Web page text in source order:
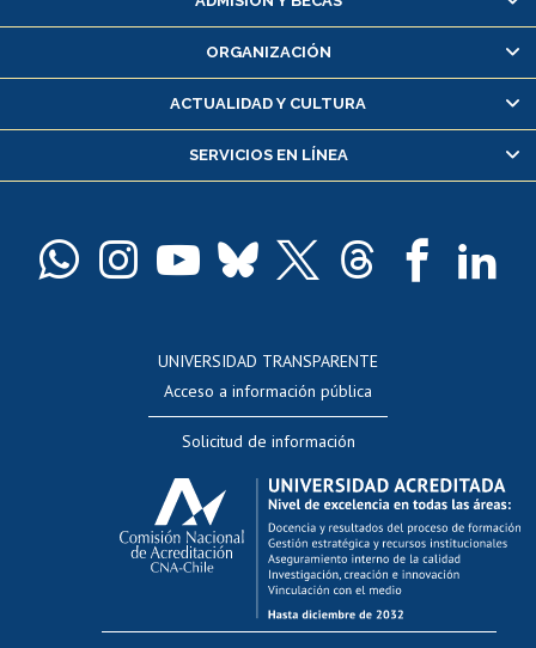
Inscripción y cambio de asignaturas
Consulta y certificado de notas
Servicio médico y dental
Pago de arancel y crédito alumnos
Docentes
Perfeccionamiento
Editar Portafolio Académico
Evaluación docente
Calificación académica
Postulación al AUCAI
Funcionarias/os
Cursos internos de capacitación
Bienestar del personal
ORGANIZACIÓN
ACTUALIDAD Y CULTURA
SERVICIOS EN LÍNEA
UNIVERSIDAD TRANSPARENTE
Acceso a información pública
Solicitud de información